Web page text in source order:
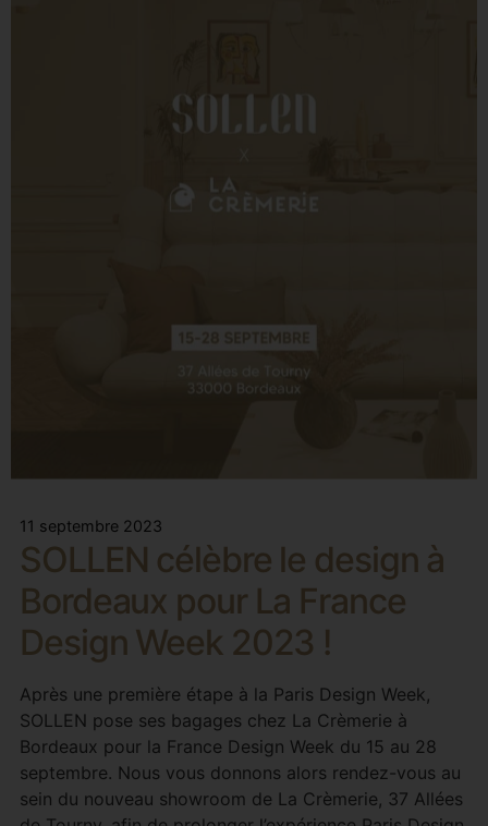
11 septembre 2023
SOLLEN célèbre le design à
Bordeaux pour La France
Design Week 2023 !
Après une première étape à la Paris Design Week,
SOLLEN pose ses bagages chez La Crèmerie à
Bordeaux pour la France Design Week du 15 au 28
septembre. Nous vous donnons alors rendez-vous au
sein du nouveau showroom de La Crèmerie, 37 Allées